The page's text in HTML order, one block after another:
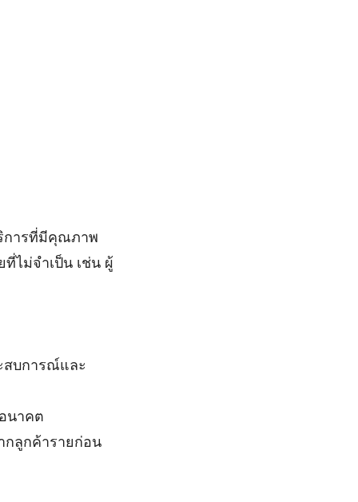
การที่มีคุณภาพ
ไม่จำเป็น เช่น ผู้
สบการณ์และ
นาคต
กลูกค้ารายก่อน